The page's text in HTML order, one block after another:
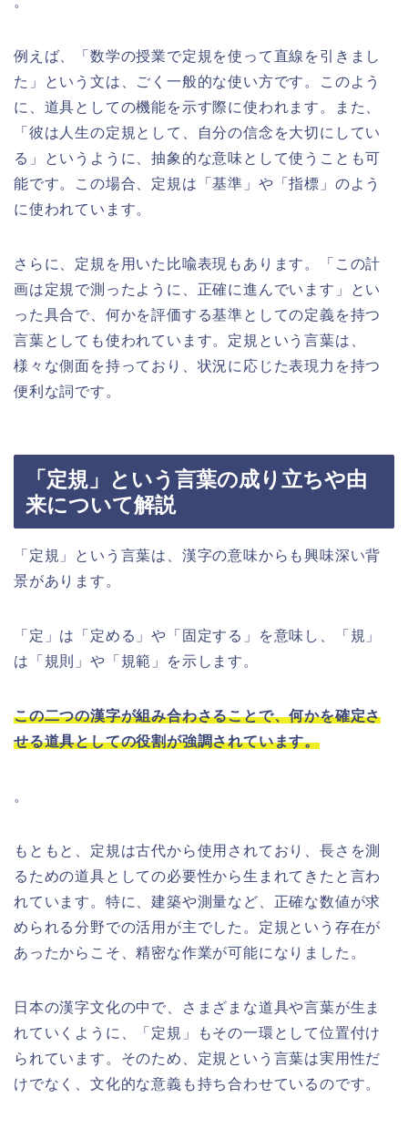
例えば、「数学の授業で定規を使って直線を引きまし
た」という文は、ごく一般的な使い方です。このよう
に、道具としての機能を示す際に使われます。また、
「彼は人生の定規として、自分の信念を大切にしてい
る」というように、抽象的な意味として使うことも可
能です。この場合、定規は「基準」や「指標」のよう
に使われています。
さらに、定規を用いた比喩表現もあります。「この計
画は定規で測ったように、正確に進んでいます」とい
った具合で、何かを評価する基準としての定義を持つ
言葉としても使われています。定規という言葉は、
様々な側面を持っており、状況に応じた表現力を持つ
便利な詞です。
「定規」という言葉の成り立ちや由
来について解説
「定規」という言葉は、漢字の意味からも興味深い背
景があります。
「定」は「定める」や「固定する」を意味し、「規」
は「規則」や「規範」を示します。
この二つの漢字が組み合わさることで、何かを確定さ
せる道具としての役割が強調されています。
。
もともと、定規は古代から使用されており、長さを測
るための道具としての必要性から生まれてきたと言わ
れています。特に、建築や測量など、正確な数値が求
められる分野での活用が主でした。定規という存在が
あったからこそ、精密な作業が可能になりました。
日本の漢字文化の中で、さまざまな道具や言葉が生ま
れていくように、「定規」もその一環として位置付け
られています。そのため、定規という言葉は実用性だ
けでなく、文化的な意義も持ち合わせているのです。